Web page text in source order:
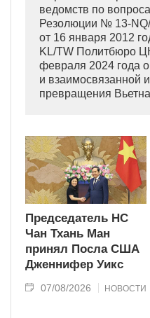
ведомств по
Резолюции № 13-
от 16 января 2012
KL/TW Политбюро
февраля 2024 года
и взаимосвязанной
превращения
Председатель НС
Чан Тхань Ман
принял Посла США
Дженнифер Уикс
07/08/2026 НОВОСТИ